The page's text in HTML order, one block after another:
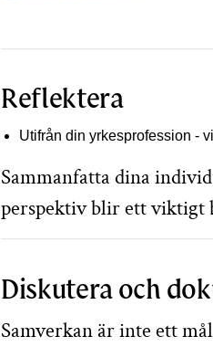
Reflektera
Utifrån din yrkesprofession -
Sammanfatta dina
perspektiv blir ett viktigt
Diskutera och
Samverkan är inte ett